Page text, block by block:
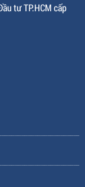
tư TP.HCM cấp